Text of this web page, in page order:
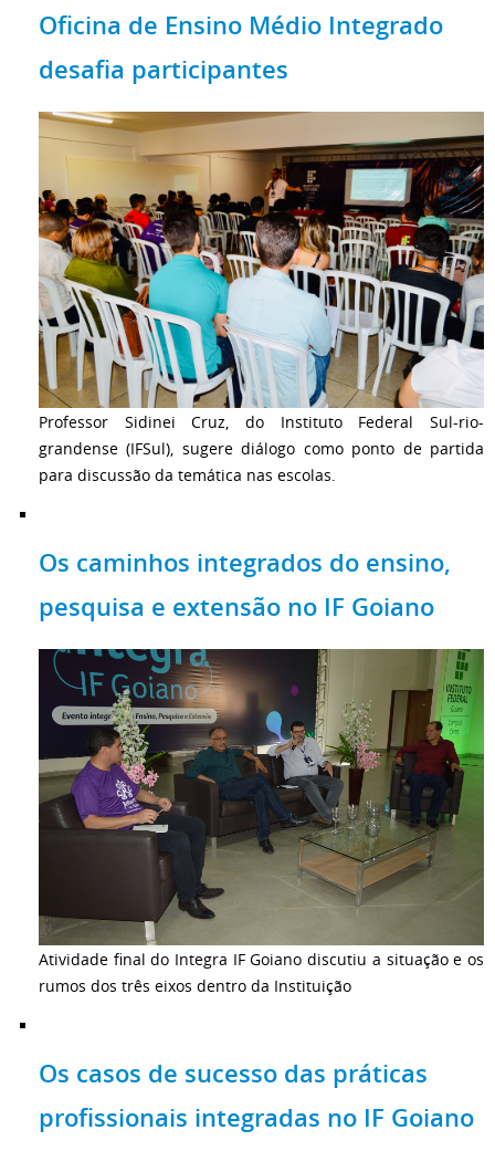
Oficina de Ensino Médio Integrado
desafia participantes
Professor Sidinei Cruz, do Instituto Federal Sul-rio-
grandense (IFSul), sugere diálogo como ponto de partida
para discussão da temática nas escolas.
Os caminhos integrados do ensino,
pesquisa e extensão no IF Goiano
Atividade final do Integra IF Goiano discutiu a situação e os
rumos dos três eixos dentro da Instituição
Os casos de sucesso das práticas
profissionais integradas no IF Goiano